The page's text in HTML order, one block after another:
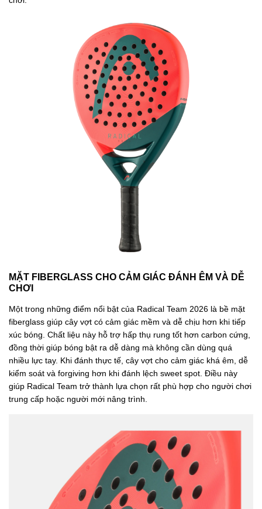
MẶT FIBERGLASS CHO CẢM GIÁC ĐÁNH ÊM VÀ DỄ
CHƠI
Một trong những điểm nổi bật của Radical Team 2026 là bề mặt
fiberglass giúp cây vợt có cảm giác mềm và dễ chịu hơn khi tiếp
xúc bóng. Chất liệu này hỗ trợ hấp thụ rung tốt hơn carbon cứng,
đồng thời giúp bóng bật ra dễ dàng mà không cần dùng quá
nhiều lực tay. Khi đánh thực tế, cây vợt cho cảm giác khá êm, dễ
kiểm soát và forgiving hơn khi đánh lệch sweet spot. Điều này
giúp Radical Team trở thành lựa chọn rất phù hợp cho người chơi
trung cấp hoặc người mới nâng trình.